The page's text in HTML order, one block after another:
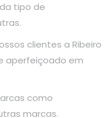
tipo de
clientes a Ribeiro
aperfeiçoado em
como
marcas.